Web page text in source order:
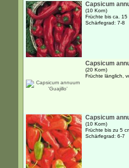
Capsicum
(10 Korn)
Früchte bis ca.
Schärfegrad: 7-8
Capsicum
(20 Korn)
Früchte länglich,
Capsicum
(10 Korn)
Früchte bis zu 5
Schärfegrad: 6-7